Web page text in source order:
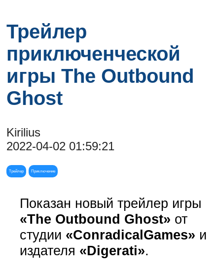
Трейлер
приключенческой
игры The Outbound
Ghost
Kirilius
2022-04-02 01:59:21
Трейлер Приключение
Показан новый трейлер игры
«The Outbound Ghost» от
студии «ConradicalGames» и
издателя «Digerati».